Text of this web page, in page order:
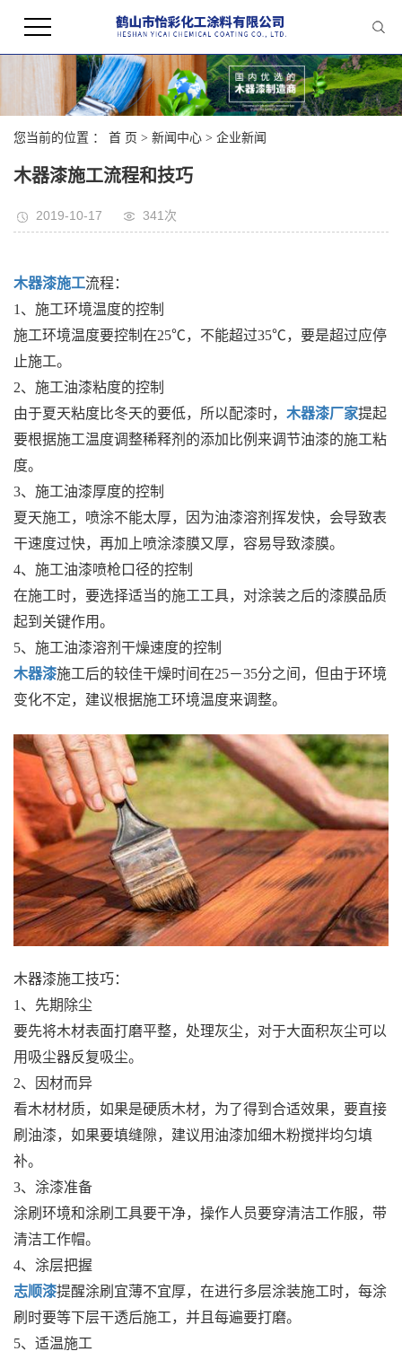
您当前的位置 ： 首 页 > 新闻中心 > 企业新闻
木器漆施工流程和技巧
2019-10-17 341次
木器漆施工流程：
1、施工环境温度的控制
施工环境温度要控制在25℃，不能超过35℃，要是超过应停
止施工。
2、施工油漆粘度的控制
由于夏天粘度比冬天的要低，所以配漆时， 木器漆厂家提起
要根据施工温度调整稀释剂的添加比例来调节油漆的施工粘
度。
3、施工油漆厚度的控制
夏天施工，喷涂不能太厚，因为油漆溶剂挥发快，会导致表
干速度过快，再加上喷涂漆膜又厚，容易导致漆膜。
4、施工油漆喷枪口径的控制
在施工时，要选择适当的施工工具，对涂装之后的漆膜品质
起到关键作用。
5、施工油漆溶剂干燥速度的控制
木器漆施工后的较佳干燥时间在25－35分之间，但由于环境
变化不定，建议根据施工环境温度来调整。
木器漆施工技巧：
1、先期除尘
要先将木材表面打磨平整，处理灰尘，对于大面积灰尘可以
用吸尘器反复吸尘。
2、因材而异
看木材材质，如果是硬质木材，为了得到合适效果，要直接
刷油漆，如果要填缝隙，建议用油漆加细木粉搅拌均匀填
补。
3、涂漆准备
涂刷环境和涂刷工具要干净，操作人员要穿清洁工作服，带
清洁工作帽。
4、涂层把握
志顺漆提醒涂刷宜薄不宜厚，在进行多层涂装施工时，每涂
刷时要等下层干透后施工，并且每遍要打磨。
5、适温施工